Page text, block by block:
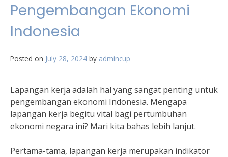
Pengembangan Ekonomi
Indonesia
Posted on July 28, 2024 by admincup
Lapangan kerja adalah hal yang sangat penting untuk
pengembangan ekonomi Indonesia. Mengapa
lapangan kerja begitu vital bagi pertumbuhan
ekonomi negara ini? Mari kita bahas lebih lanjut.
Pertama-tama, lapangan kerja merupakan indikator